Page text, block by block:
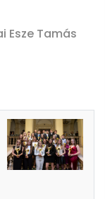
Esze Tamás